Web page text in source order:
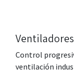
Ventiladores
Control
ventilación